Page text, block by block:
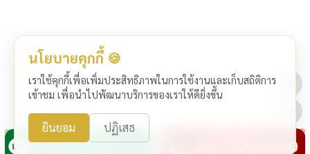
นโยบายคุกกี้ 🍪
เราใช้คุกกี้เพื่อเพิ่มประสิทธิภาพในการใช้งานและเก็บสถิติการ
เข้าชม เพื่อนำไปพัฒนาบริการของเราให้ดียิ่งขึ้น
ยินยอม ปฏิเสธ